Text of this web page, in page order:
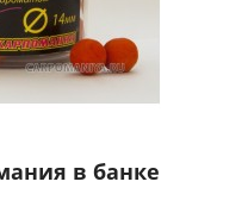
в банке